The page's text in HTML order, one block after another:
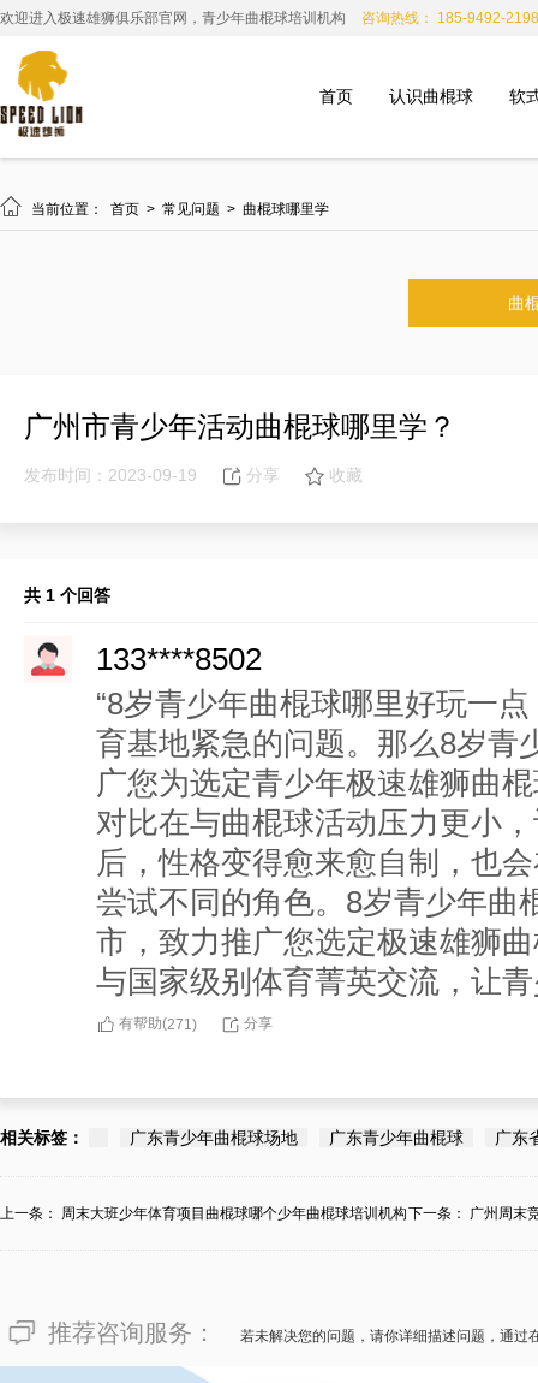
欢迎进入极速雄狮俱乐部官网，青少年曲棍球培训机构 咨询热线： 185-9492-2198
首页 认识曲棍球 软
 当前位置： 首页 > 常见问题 > 曲棍球哪里学
曲
广州市青少年活动曲棍球哪里学？
发布时间：2023-09-19 分享 收藏
共 1 个回答
133****8502
“8岁青少年曲棍球哪里好玩一
育基地紧急的问题。那么8岁青
广您为选定青少年极速雄狮曲
对比在与曲棍球活动压力更小
后，性格变得愈来愈自制，也
尝试不同的角色。8岁青少年曲
市，致力推广您选定极速雄狮
与国家级别体育菁英交流，让
有帮助(271 ) 分享
相关标签： 广东青少年曲棍球场地 广东青少年曲棍球 广东
上一条： 周末大班少年体育项目曲棍球哪个少年曲棍球培训机构下一条： 广州周末
推荐咨询服务： 若未解决您的问题，请你详细描述问题，通过